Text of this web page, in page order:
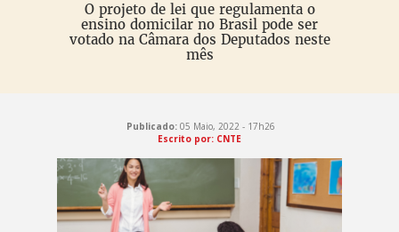
O projeto de lei que regulamenta o
ensino domicilar no Brasil pode ser
votado na Câmara dos Deputados neste
mês
Publicado: 05 Maio, 2022 - 17h26
Escrito por: CNTE